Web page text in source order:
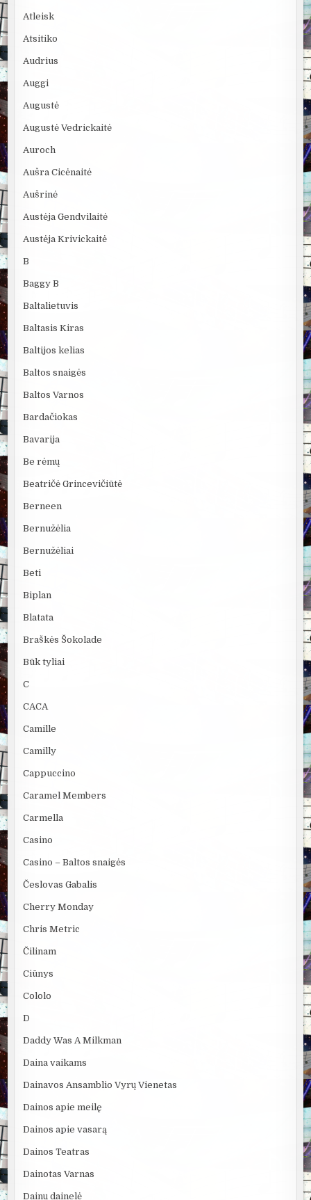
Atleisk
Atsitiko
Audrius
Auggi
Augustė
Augustė Vedrickaitė
Auroch
Aušra Cicėnaitė
Aušrinė
Austėja Gendvilaitė
Austėja Krivickaitė
B
Baggy B
Baltalietuvis
Baltasis Kiras
Baltijos kelias
Baltos snaigės
Baltos Varnos
Bardačiokas
Bavarija
Be rėmų
Beatričė Grincevičiūtė
Berneen
Bernužėlia
Bernužėliai
Beti
Biplan
Blatata
Braškės Šokolade
Būk tyliai
C
CACA
Camille
Camilly
Cappuccino
Caramel Members
Carmella
Casino
Casino – Baltos snaigės
Česlovas Gabalis
Cherry Monday
Chris Metric
Čilinam
Ciūnys
Cololo
D
Daddy Was A Milkman
Daina vaikams
Dainavos Ansamblio Vyrų Vienetas
Dainos apie meilę
Dainos apie vasarą
Dainos Teatras
Dainotas Varnas
Dainų dainelė